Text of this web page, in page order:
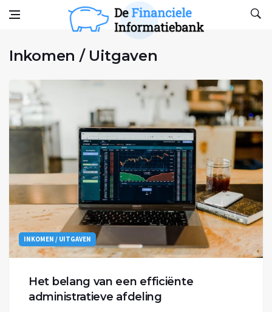
Inkomen / Uitgaven
De financiele Informatiebank
Het blog voor financiën
Inkomen / Uitgaven
INKOMEN / UITGAVEN
Het belang van een efficiënte
administratieve afdeling